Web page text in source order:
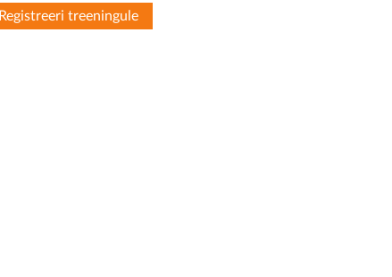
Registreeri treeningule